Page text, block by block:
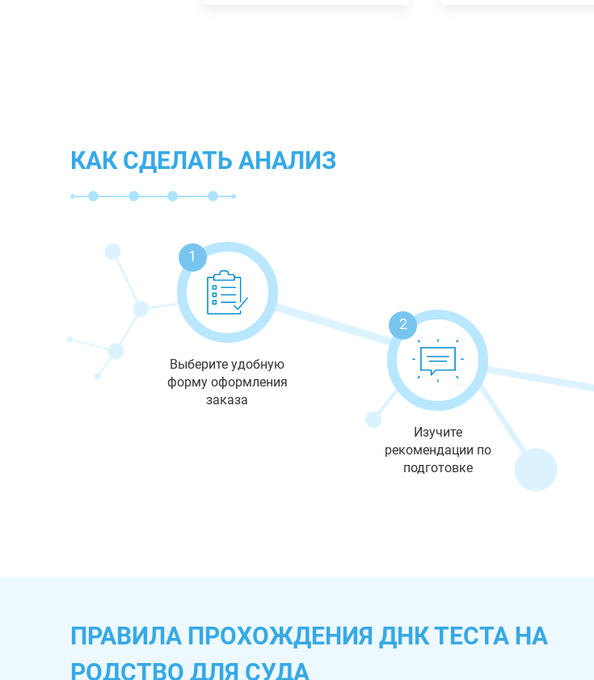
КАК СДЕЛАТЬ АНАЛИЗ
1
Выберите удобную
форму оформления
заказа
2
Изучите
рекомендации по
подготовке
ПРАВИЛА ПРОХОЖДЕНИЯ ДНК ТЕСТА НА
РОДСТВО ДЛЯ СУДА